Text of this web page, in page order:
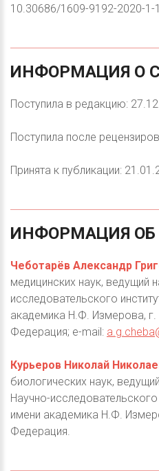
10.30686/1609-9192-2020-1-
ИНФОРМАЦИЯ О
Поступила в редакцию:
Поступила после
Принята к публикации:
ИНФОРМАЦИЯ ОБ
Чеботарёв Александр
медицинских наук, ведущий
исследовательского
академика Н.Ф. Измерова,
Федерация; e-mail:
Курьеров Николай
биологических наук,
Научно-
имени академика Н.Ф.
Федерация.